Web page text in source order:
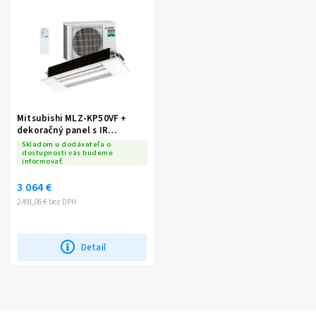
Mitsubishi MLZ-KP50VF +
dekoračný panel s IR
ovládačom SUZ- M50VA
Skladom u dodávateľa o
dostupnosti vás budeme
informovať
2 491,06 € bez DPH
3 064 €
Detail